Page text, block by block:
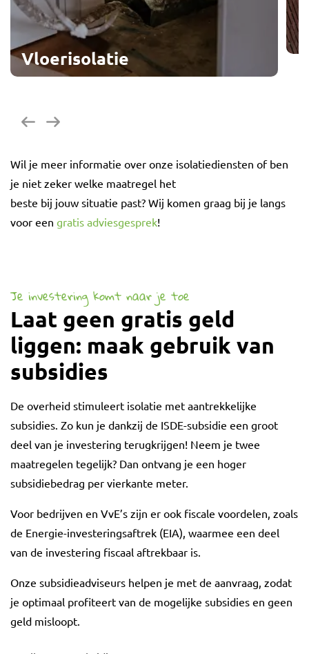
Vloerisolatie
Wil je meer informatie over onze isolatiediensten of ben
je niet zeker welke maatregel het
beste bij jouw situatie past? Wij komen graag bij je langs
voor een gratis adviesgesprek!
Je investering komt naar je toe
Laat geen gratis geld
liggen: maak gebruik van
subsidies
De overheid stimuleert isolatie met aantrekkelijke
subsidies. Zo kun je dankzij de ISDE-subsidie een groot
deel van je investering terugkrijgen! Neem je twee
maatregelen tegelijk? Dan ontvang je een hoger
subsidiebedrag per vierkante meter.
Voor bedrijven en VvE’s zijn er ook fiscale voordelen, zoals
de Energie-investeringsaftrek (EIA), waarmee een deel
van de investering fiscaal aftrekbaar is.
Onze subsidieadviseurs helpen je met de aanvraag, zodat
je optimaal profiteert van de mogelijke subsidies en geen
geld misloopt.